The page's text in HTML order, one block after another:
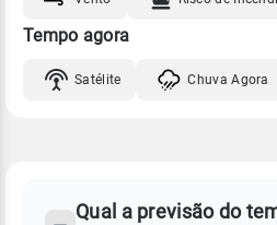
Tempo agora
Satélite Chuva Agora
Qual a previsão do